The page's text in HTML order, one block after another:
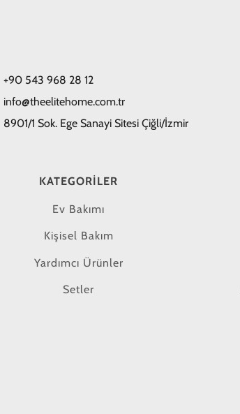
+90 543 968 28 12
info@theelitehome.com.tr
8901/1 Sok. Ege Sanayi Sitesi Çiğli/İzmir
KATEGORILER
Ev Bakımı
Kişisel Bakım
Yardımcı Ürünler
Setler